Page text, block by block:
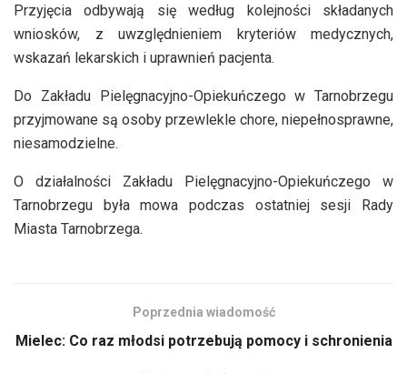
Przyjęcia odbywają się według kolejności składanych
wniosków, z uwzględnieniem kryteriów medycznych,
wskazań lekarskich i uprawnień pacjenta.
Do Zakładu Pielęgnacyjno-Opiekuńczego w Tarnobrzegu
przyjmowane są osoby przewlekle chore, niepełnosprawne,
niesamodzielne.
O działalności Zakładu Pielęgnacyjno-Opiekuńczego w
Tarnobrzegu była mowa podczas ostatniej sesji Rady
Miasta Tarnobrzega.
Poprzednia wiadomość
Mielec: Co raz młodsi potrzebują pomocy i schronienia